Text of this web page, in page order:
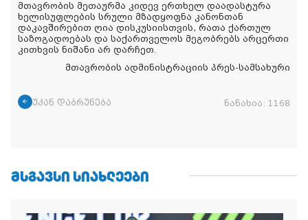
მთავრობის მეთაურმა კიდევ ერთხელ დაადასტურა
ხელისუფლების სრული მზადყოფნა კანონთან
დაკავშირებით ღია დისკუსიისთვის, რათა ქართულ
საზოგადოებას და საქართველოს მეგობრებს არცერთი
კითხვის ნიშანი არ დარჩეთ.
მთავრობის ადმინისტრაციის პრეს-სამსახური
უკან დაბრუნება ნანახია: 1168
ᲛᲡᲒᲐᲕᲡᲘ ᲡᲘᲐᲮᲚᲔᲔᲑᲘ